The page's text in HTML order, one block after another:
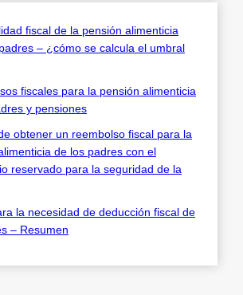
fiscal de la pensión alimenticia
– ¿cómo se calcula el umbral
fiscales para la pensión alimenticia
y pensiones
obtener un reembolso fiscal para la
de los padres con el
reservado para la seguridad de la
la necesidad de deducción fiscal de
– Resumen